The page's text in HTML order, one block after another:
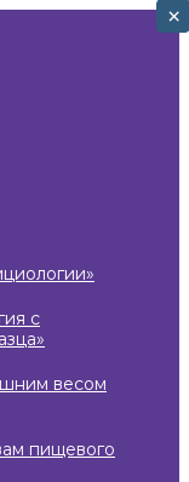
×
×